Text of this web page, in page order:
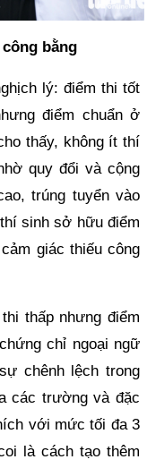
bằng
lý: điểm thi tốt
điểm chuẩn ở
thấy, không ít thí
quy đổi và cộng
trúng tuyển vào
sinh sở hữu điểm
giác thiếu công
thấp nhưng điểm
chỉ ngoại ngữ
chênh lệch trong
các trường và đặc
với mức tối đa 3
là cách tạo thêm